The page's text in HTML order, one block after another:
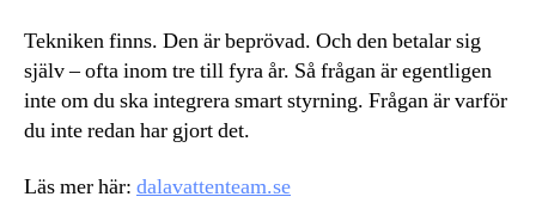
Tekniken finns. Den är beprövad. Och den betalar sig
själv – ofta inom tre till fyra år. Så frågan är egentligen
inte om du ska integrera smart styrning. Frågan är varför
du inte redan har gjort det.
Läs mer här: dalavattenteam.se